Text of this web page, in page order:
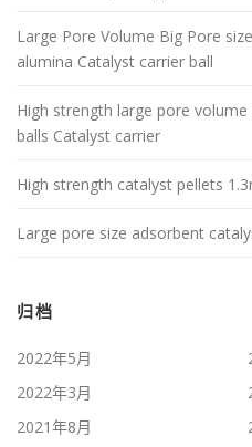
Large Pore Volume Big Pore
alumina Catalyst carrier ball
High strength large pore
balls Catalyst carrier
High strength catalyst pellets
Large pore size adsorbent
归档
2022年5月
2022年3月
2021年8月